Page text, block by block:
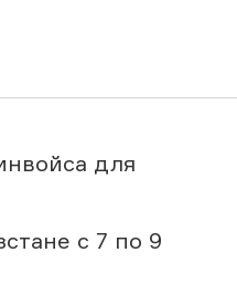
для
с 7 по 9